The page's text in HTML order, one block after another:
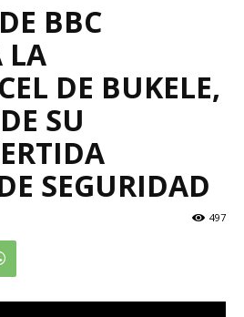
BBC
LA
DE BUKELE,
SU
SEGURIDAD
497